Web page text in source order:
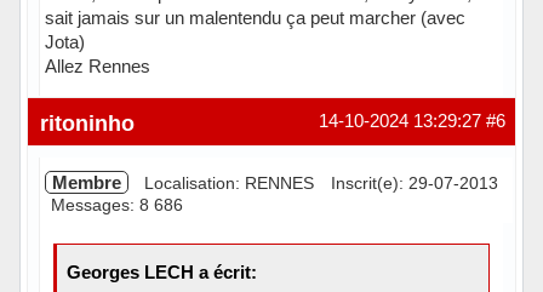
sait jamais sur un malentendu ça peut marcher (avec
Jota)
Allez Rennes
Hors ligne #6
14-10-2024 13:29:27
ritoninho
Membre Localisation: RENNES
Inscrit(e): 29-07-2013
Messages: 8 686
Georges LECH a écrit: